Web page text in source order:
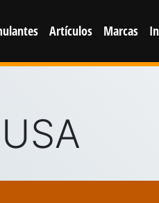
Artículos Marcas